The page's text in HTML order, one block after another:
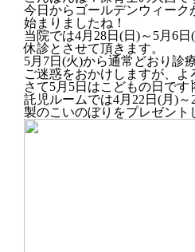
今日からゴールデンウィーク
始まりましたね！
当院では4月28日(日)～5月6日
休診とさせて頂きます。
5月7日(火)から通常どおり診
ご迷惑をおかけしますが、よ
さて5月5日はこどもの日です
託児ルームでは4月22日(月)
製のこいのぼりをプレゼント